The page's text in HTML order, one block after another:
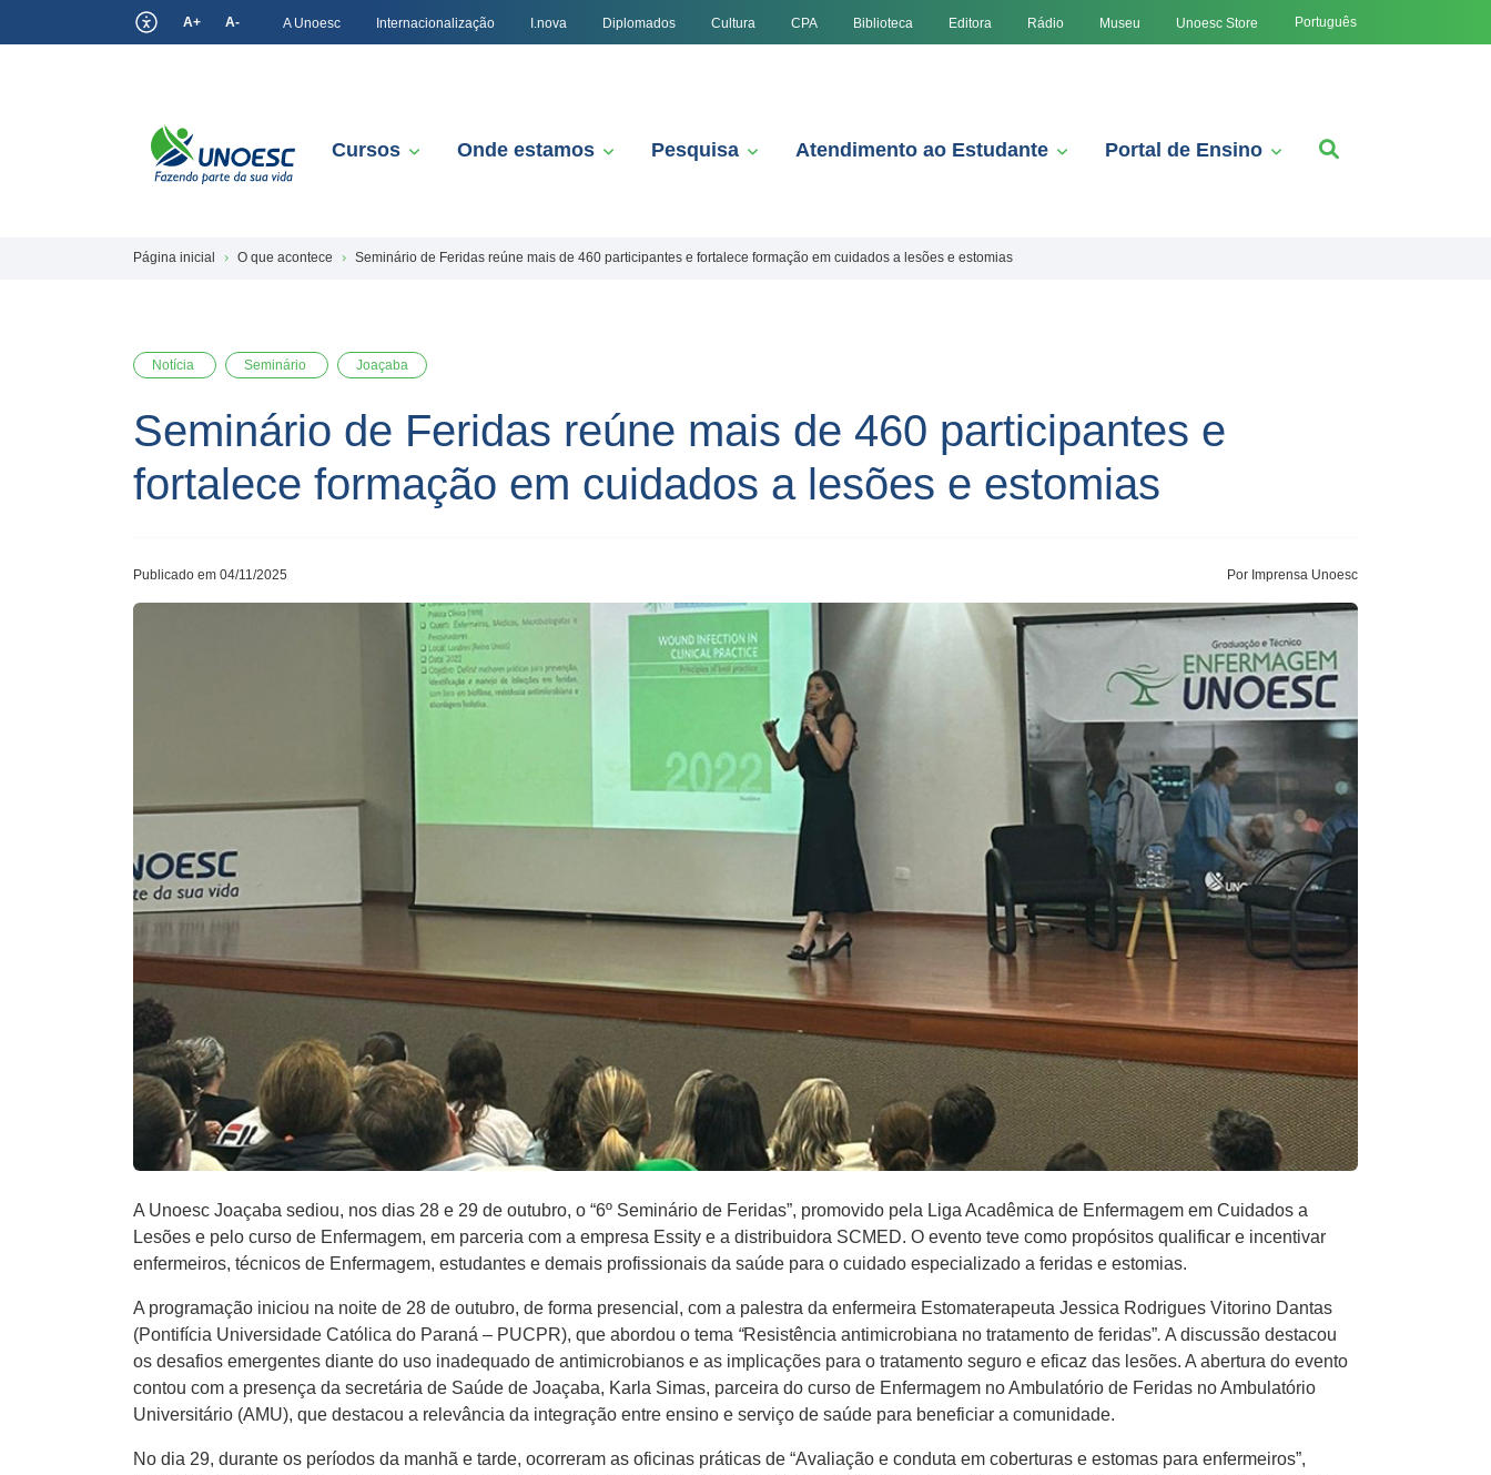
A+ A- A Unoesc Internacionalização I.nova Diplomados Cultura CPA Biblioteca Editora Rádio Museu Unoesc Store Português
Cursos Onde estamos Pesquisa Atendimento ao Estudante Portal de Ensino
Página inicial O que acontece Seminário de Feridas reúne mais de 460 participantes e fortalece formação em cuidados a lesões e estomias
Notícia Seminário Joaçaba
Seminário de Feridas reúne mais de 460 participantes e
fortalece formação em cuidados a lesões e estomias
Publicado em 04/11/2025 Por Imprensa Unoesc
A Unoesc Joaçaba sediou, nos dias 28 e 29 de outubro, o “6º Seminário de Feridas”, promovido pela Liga Acadêmica de Enfermagem em Cuidados a
Lesões e pelo curso de Enfermagem, em parceria com a empresa Essity e a distribuidora SCMED. O evento teve como propósitos qualificar e incentivar
enfermeiros, técnicos de Enfermagem, estudantes e demais profissionais da saúde para o cuidado especializado a feridas e estomias.
A programação iniciou na noite de 28 de outubro, de forma presencial, com a palestra da enfermeira Estomaterapeuta Jessica Rodrigues Vitorino Dantas
(Pontifícia Universidade Católica do Paraná – PUCPR), que abordou o tema “Resistência antimicrobiana no tratamento de feridas”. A discussão destacou
os desafios emergentes diante do uso inadequado de antimicrobianos e as implicações para o tratamento seguro e eficaz das lesões. A abertura do evento
contou com a presença da secretária de Saúde de Joaçaba, Karla Simas, parceira do curso de Enfermagem no Ambulatório de Feridas no Ambulatório
Universitário (AMU), que destacou a relevância da integração entre ensino e serviço de saúde para beneficiar a comunidade.
No dia 29, durante os períodos da manhã e tarde, ocorreram as oficinas práticas de “Avaliação e conduta em coberturas e estomas para enfermeiros”,